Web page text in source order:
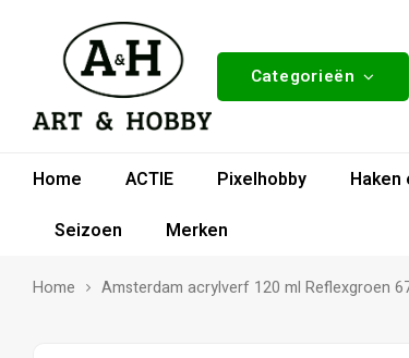
Categorieën
Home ACTIE Pixelhobby Haken
Seizoen
Merken
Home Amsterdam acrylverf 120 ml Reflexgroen